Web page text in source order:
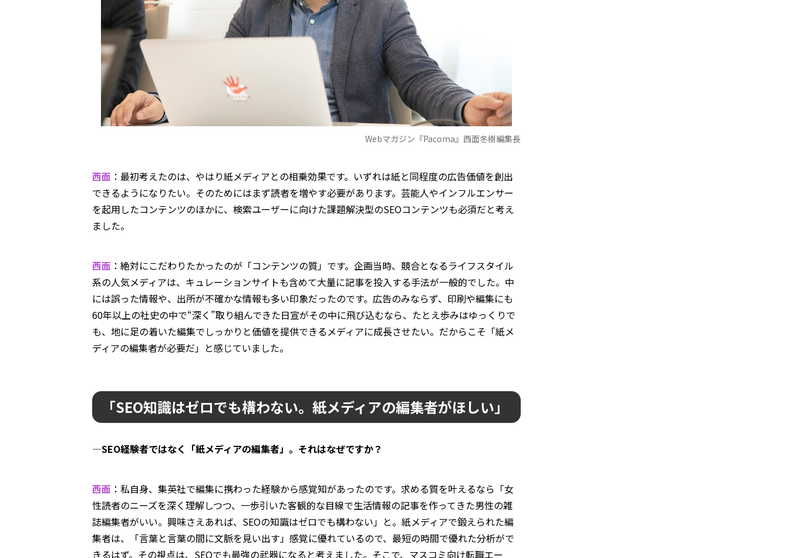
Webマガジン『Pacoma』西面冬樹編集長
西面 ：最初考えたのは、やはり紙メディアとの相乗効果です。いずれは紙と同程度の広告価値を創出
できるようになりたい。そのためにはまず読者を増やす必要があります。芸能人やインフルエンサー
を起用したコンテンツのほかに、検索ユーザーに向けた課題解決型のSEOコンテンツも必須だと考え
ました。
西面 ：絶対にこだわりたかったのが「コンテンツの質」です。企画当時、競合となるライフスタイル
系の人気メディアは、キュレーションサイトも含めて大量に記事を投入する手法が一般的でした。中
には誤った情報や、出所が不確かな情報も多い印象だったのです。広告のみならず、印刷や編集にも
60年以上の社史の中で“深く”取り組んできた日宣がその中に飛び込むなら、たとえ歩みはゆっくりで
も、地に足の着いた編集でしっかりと価値を提供できるメディアに成長させたい。だからこそ「紙メ
ディアの編集者が必要だ」と感じていました。
「SEO知識はゼロでも構わない。紙メディアの編集者がほしい」
―SEO経験者ではなく「紙メディアの編集者」。それはなぜですか？
西面 ：私自身、集英社で編集に携わった経験から感覚知があったのです。求める質を叶えるなら「女
性読者のニーズを深く理解しつつ、一歩引いた客観的な目線で生活情報の記事を作ってきた男性の雑
誌編集者がいい。興味さえあれば、SEOの知識はゼロでも構わない」と。紙メディアで鍛えられた編
集者は、「言葉と言葉の間に文脈を見い出す」感覚に優れているので、最短の時間で優れた分析がで
きるはず。その視点は、SEOでも最強の武器になると考えました。そこで、マスコミ向け転職エー